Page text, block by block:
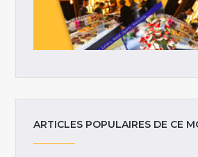
ARTICLES POPULAIRES DE CE